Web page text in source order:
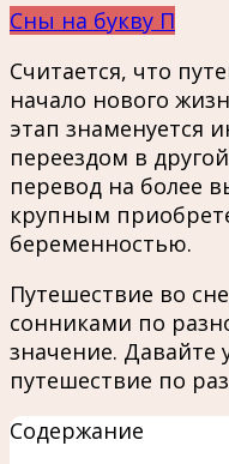
Сны на букву П
Считается, что
начало нового
этап знаменуется
переездом в
перевод на более
крупным
беременностью.
Путешествие во
сонниками по
значение. Давайте
путешествие по
Содержание